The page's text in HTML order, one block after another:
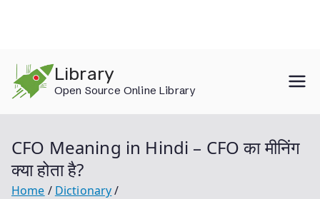
content
Library
Open Source Online Library
CFO Meaning in Hindi – CFO का मीनिंग
क्या होता है?
Home
Dictionary